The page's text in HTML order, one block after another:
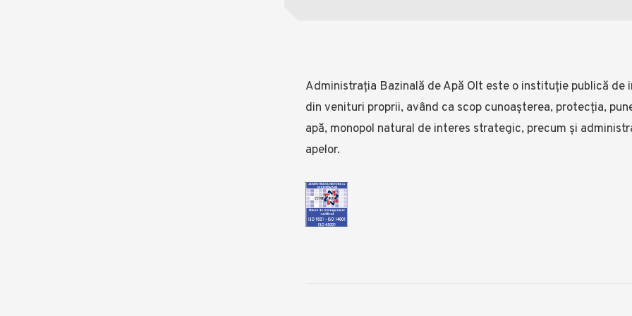
Administrația Bazinală de Apă Olt este o instituție publică
din venituri proprii, având ca scop cunoașterea, protecția,
apă, monopol natural de interes strategic, precum și
apelor.